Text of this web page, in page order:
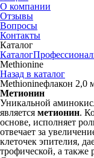
О компании
Отзывы
Вопросы
Контакты
Каталог
Каталог
Methionine
Назад в каталог
Methionineфлакон 2,0
Метионин
Уникальной
является метионин.
основе, исполняет
отвечает за
клеточек эпителия,
трофической, а также